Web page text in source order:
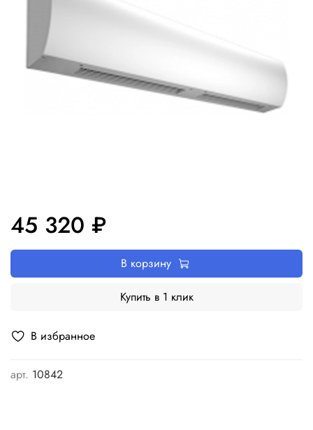
В избранное
арт. 10842
45 320 ₽
В корзину
Купить в 1 клик